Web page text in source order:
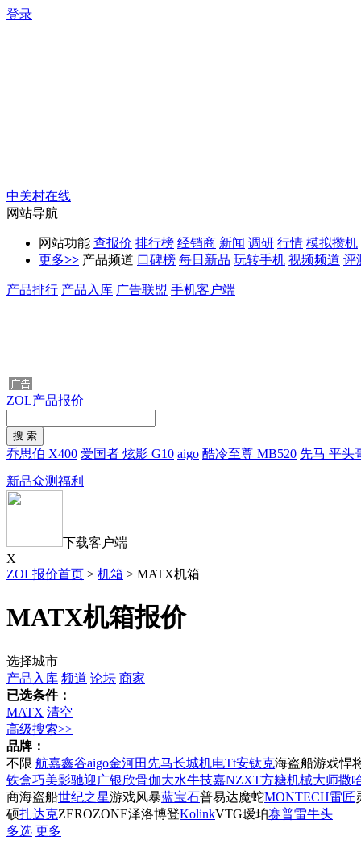
登录
中关村在线
网站导航
网站功能 查报价 排行榜 经销商 新闻 调研 行情 模拟攒机
更多>> 产品频道 口碑榜 每日新品 玩转手机 视频频道 评
产品排行 产品入库 广告联盟 手机客户端
ZOL产品报价
乔思伯 X400 爱国者 炫影 G10 aigo 酷冷至尊 MB520 先马 平头
新品众测福利
下载客户端
X
ZOL报价首页 > 机箱 > MATX机箱
MATX机箱报价
选择城市
产品入库 频道 论坛 商家
已选条件：
MATX 清空
高级搜索>>
品牌：
不限 航嘉鑫谷aigo金河田 先马长城机电Tt安钛克海盗船游戏悍
铁盒巧美影驰迎广银欣骨伽大水牛技嘉NZXT方糖机械大师撒
商海盗船世纪之星游戏风暴蓝宝石普易达魔蛇MONTECH雷匠
硕扎达克ZEROZONE泽洛博登KolinkVTG瑷珀赛普雷牛头
多选 更多